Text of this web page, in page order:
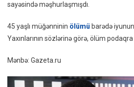
sayəsində məşhurlaşmışdı.
45 yaşlı müğənninin ölümü barədə
Yaxınlarının sözlərinə görə, ölüm
Mənbə: Gazeta.ru